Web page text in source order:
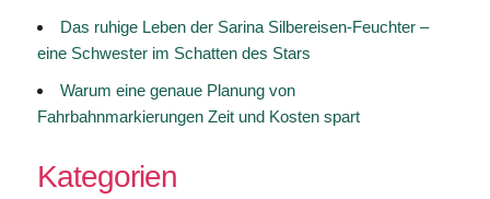
Das ruhige Leben der Sarina Silbereisen-Feuchter –
eine Schwester im Schatten des Stars
Warum eine genaue Planung von
Fahrbahnmarkierungen Zeit und Kosten spart
Kategorien